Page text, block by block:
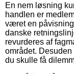
En nem løsning
handlen er
været en
danske
revurderes af
området.
du skulle få